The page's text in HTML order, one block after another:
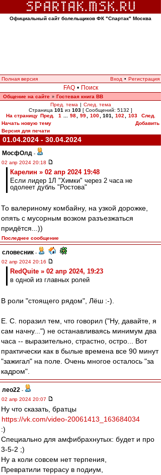
Официальный сайт болельщиков ФК "Спартак" Москва
Полная версия Вход • Регистрация
FAQ • Поиск
Общение на сайте » Гостевая книга ВВ
Пред. тема | След. тема
Страница 101 из 103 [ Сообщений: 5132 ]
На страницу Пред. 1 98 99 100 101 102 103
След.
Начать новую тему
Добавить
Версия для печати
01.04.2024 - 30.04.2024
МосфОлд -
02 апр 2024 20:18
Карелин » 02 апр 2024 19:48
Если лидер 1Л "Химки" через 2 часа не
одолеет дубль "Ростова"
То валериному комбайну, на узкой дорожке,
опять с мусорным возком разъезжаться
придётся...))
Последнее сообщение
словесник -
02 апр 2024 20:16
RedQuite » 02 апр 2024, 19:23
в одной из главных ролей
В роли "стоящего рядом", Лёш :-).
Е. С. поразил тем, что говорил ("Ну, давайте, я
сам начну...") не останавливаясь минимум два
часа -- выразительно, страстно, остро... Вот
практически как в былые времена все 90 минут
"зажигал" на поле. Очень многое осталось "за
кадром".
лео22 -
02 апр 2024 20:07
Ну что сказать, братцы
https://vk.com/video-20061413_163684034
:)
Специально для амфибрахнутых: будет и про
3-5-2 ;)
Ну а коли совсем нет терпения,
Превратили террасу в подиум,